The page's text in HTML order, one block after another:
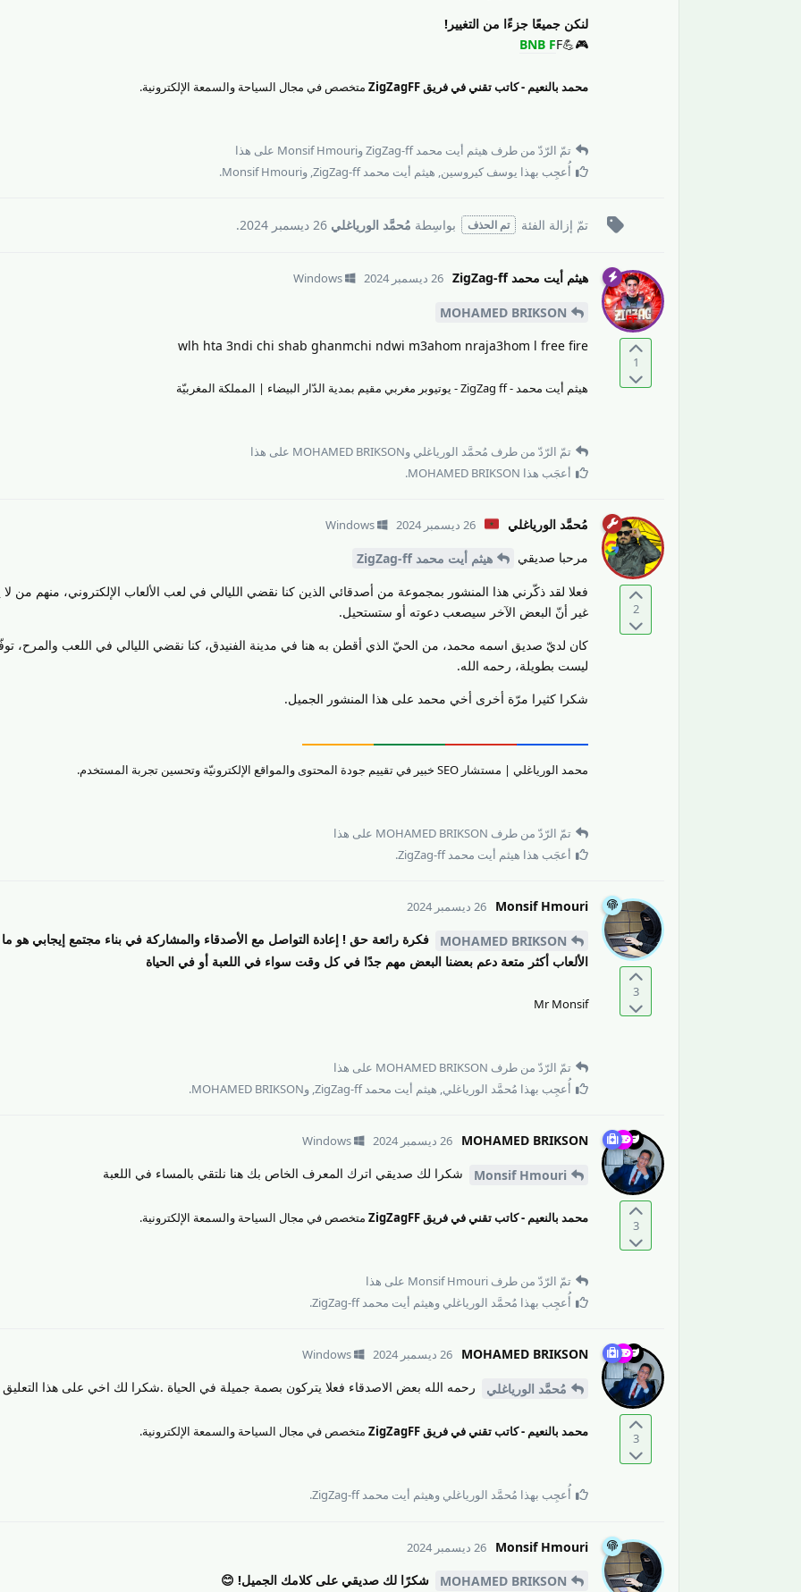
لنكن جميعًا جزءًا من التغيير!
🎮💪
BNB FF
محمد بالنعيم - كاتب تقني في فريق ZigZagFF متخصص في مجال السياحة والسمعة الإلكترونية.
تمّ الرّدّ من طرف هيثم أيت محمد ZigZag-ff وMonsif Hmouri على هذا
أُعجِب بهذا يوسف كيروسين, هيثم أيت محمد ZigZag-ff , وMonsif Hmouri
.
تمّ إزالة الفئة تم الحذف بواسِطة مُحمَّد الورياغلي 26 ديسمبر 2024 .
1
هيثم أيت محمد ZigZag-ff 26 ديسمبر 2024 Windows
MOHAMED BRIKSON
wlh hta 3ndi chi shab ghanmchi ndwi m3ahom nraja3hom l free fire
هيثم أيت محمد - ZigZag ff - يوتيوبر مغربي مقيم بمدية الدّار البيضاء | المملكة المغربيّة
تمّ الرّدّ من طرف مُحمَّد الورياغلي وMOHAMED BRIKSON على هذا
أعجَب هذا MOHAMED BRIKSON
.
2
مُحمَّد الورياغلي 26 ديسمبر 2024 Windows
مرحبا صديقي
هيثم أيت محمد ZigZag-ff
فعلا لقد ذكّرني هذا المنشور بمجموعة من أصدقائي الذين كنا نقضي الليالي في لعب الألعاب الإلكتروني، منهم من
غير أنّ البعض الآخر سيصعب دعوته أو ستستحيل.
كان لديّ صديق اسمه محمد، من الحيّ الذي أقطن به هنا في مدينة الفنيدق، كنا نقضي الليالي في اللعب والمرح،
ليست بطويلة، رحمه الله.
شكرا كثيرا مرّة أخرى أخي محمد على هذا المنشور الجميل.
محمد الورياغلي | مستشار SEO خبير في تقييم جودة المحتوى والمواقع الإلكترونيّة وتحسين تجربة المستخدم.
تمّ الرّدّ من طرف MOHAMED BRIKSON على هذا
أعجَب هذا هيثم أيت محمد ZigZag-ff .
3
Monsif Hmouri 26 ديسمبر 2024
MOHAMED BRIKSON
فكرة رائعة حق ! إعادة التواصل مع الأصدقاء والمشاركة في بناء مجتمع إيجابي هو
الألعاب أكثر متعة دعم بعضنا البعض مهم جدًا في كل وقت سواء في اللعبة أو في الحياة
Mr Monsif
تمّ الرّدّ من طرف MOHAMED BRIKSON على هذا
أُعجِب بهذا مُحمَّد الورياغلي, هيثم أيت محمد ZigZag-ff , وMOHAMED BRIKSON
.
3
MOHAMED BRIKSON 26 ديسمبر 2024 Windows
Monsif Hmouri شكرا لك صديقي اترك المعرف الخاص بك هنا نلتقي بالمساء في اللعبة
محمد بالنعيم - كاتب تقني في فريق ZigZagFF متخصص في مجال السياحة والسمعة الإلكترونية.
تمّ الرّدّ من طرف Monsif Hmouri على هذا
أُعجِب بهذا مُحمَّد الورياغلي وهيثم أيت محمد ZigZag-ff .
3
MOHAMED BRIKSON 26 ديسمبر 2024 Windows
مُحمَّد الورياغلي رحمه الله بعض الاصدقاء فعلا يتركون بصمة جميلة في الحياة .شكرا لك اخي على هذا
محمد بالنعيم - كاتب تقني في فريق ZigZagFF متخصص في مجال السياحة والسمعة الإلكترونية.
أُعجِب بهذا مُحمَّد الورياغلي وهيثم أيت محمد ZigZag-ff .
Monsif Hmouri 26 ديسمبر 2024
MOHAMED BRIKSON شكرًا لك صديقي على كلامك الجميل! 😊